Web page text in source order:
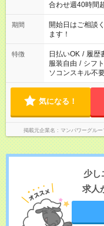
合わせ週40時間
週20時間以上勤
派遣法（日雇い
業はご案内が難
期間
開始日はご相談
ます！
特徴 日払いOK / 履歴
服装自由 / シフ
ソコンスキル不
気になる！
掲載元企業名 マンパワーグル
少し
求人